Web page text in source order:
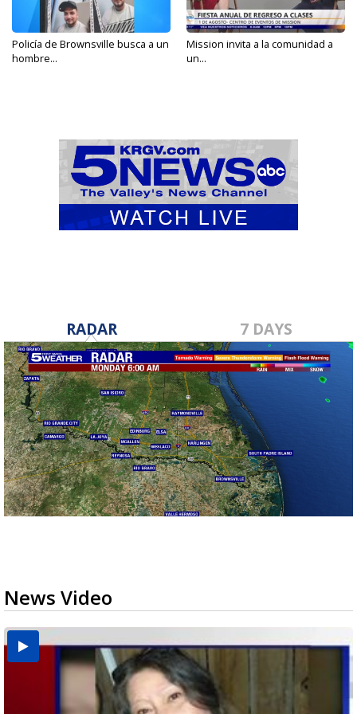
Policía de Brownsville busca a un
hombre...
Mission invita a la comunidad a
un...
RADAR 7 DAYS
News Video